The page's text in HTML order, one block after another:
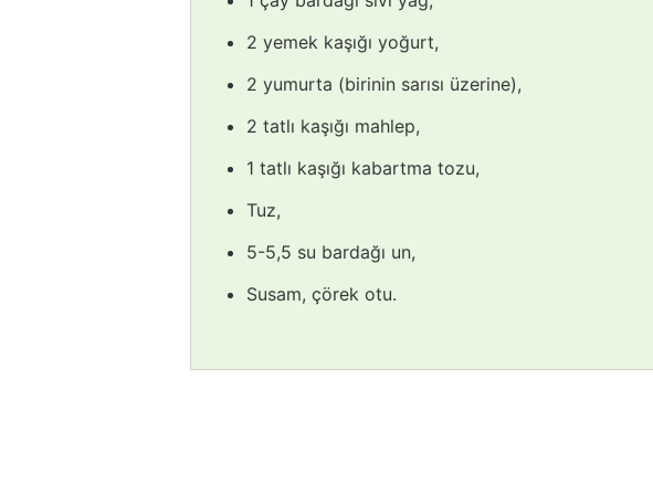
2 yemek kaşığı yoğurt,
2 yumurta (birinin sarısı üzerine),
2 tatlı kaşığı mahlep,
1 tatlı kaşığı kabartma tozu,
Tuz,
5-5,5 su bardağı un,
Susam, çörek otu.